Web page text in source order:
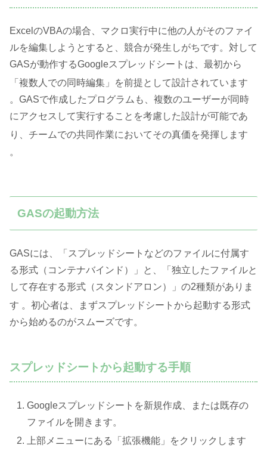
ExcelのVBAの場合、マクロ実行中に他の人がそのファイ
ルを編集しようとすると、競合が発生しがちです。対して
GASが動作するGoogleスプレッドシートは、最初から
「複数人での同時編集」を前提として設計されています
。GASで作成したプログラムも、複数のユーザーが同時
にアクセスして実行することを考慮した設計が可能であ
り、チームでの共同作業においてその真価を発揮します
。
GASの起動方法
GASには、「スプレッドシートなどのファイルに付属す
る形式（コンテナバインド）」と、「独立したファイルと
して存在する形式（スタンドアロン）」の2種類がありま
す 。初心者は、まずスプレッドシートから起動する形式
から始めるのがスムーズです。
スプレッドシートから起動する手順
Googleスプレッドシートを新規作成、または既存の
ファイルを開きます。
上部メニューにある「拡張機能」をクリックします